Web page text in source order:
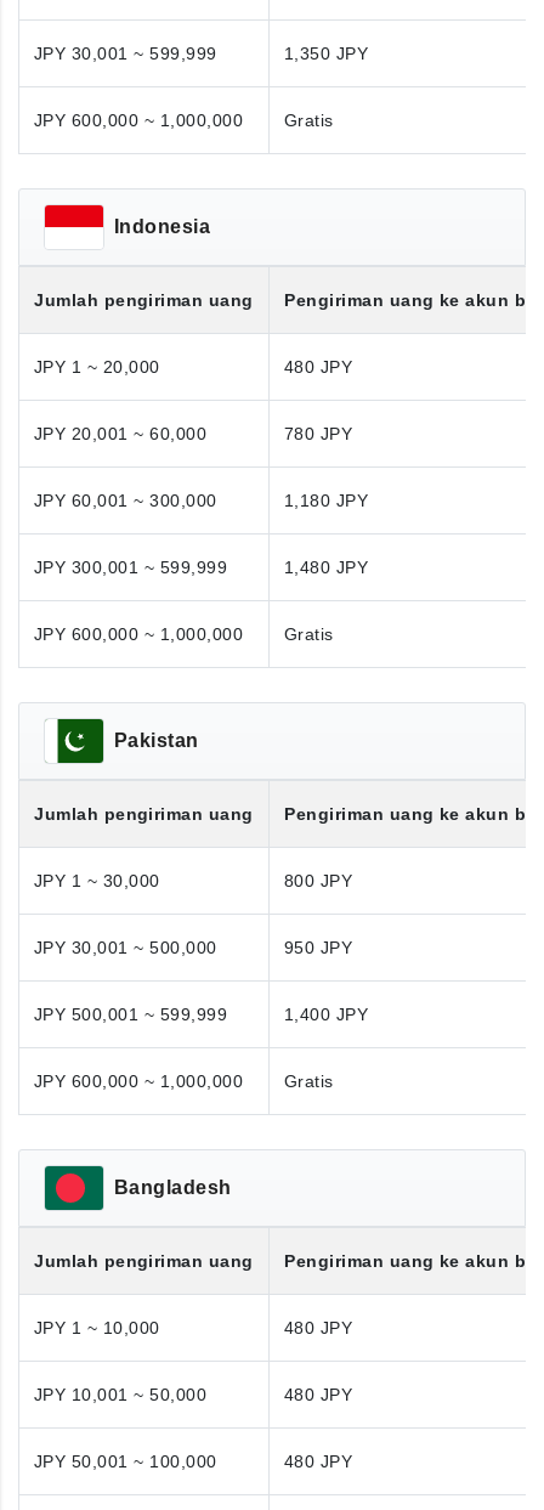
JPY 30,001 ~ 599,999 1,350 JPY
JPY 600,000 ~ 1,000,000 Gratis
Indonesia
Jumlah pengiriman uang Pengiriman uang ke akun
JPY 1 ~ 20,000 480 JPY
JPY 20,001 ~ 60,000 780 JPY
JPY 60,001 ~ 300,000 1,180 JPY
JPY 300,001 ~ 599,999 1,480 JPY
JPY 600,000 ~ 1,000,000 Gratis
Pakistan
Jumlah pengiriman uang Pengiriman uang ke akun
JPY 1 ~ 30,000 800 JPY
JPY 30,001 ~ 500,000 950 JPY
JPY 500,001 ~ 599,999 1,400 JPY
JPY 600,000 ~ 1,000,000 Gratis
Bangladesh
Jumlah pengiriman uang Pengiriman uang ke akun
JPY 1 ~ 10,000 480 JPY
JPY 10,001 ~ 50,000 480 JPY
JPY 50,001 ~ 100,000 480 JPY